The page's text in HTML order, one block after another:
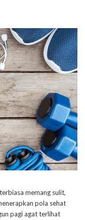
memang sulit,
pola sehat
pagi agat terlihat